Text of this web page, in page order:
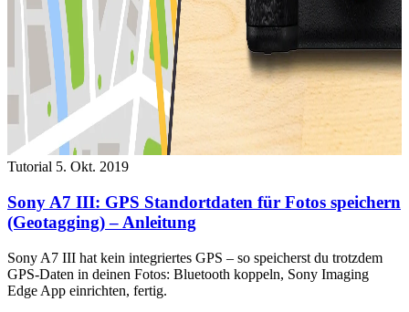
Tutorial 5. Okt. 2019
Sony A7 III: GPS Standortdaten für Fotos speichern
(Geotagging) – Anleitung
Sony A7 III hat kein integriertes GPS – so speicherst du trotzdem
GPS-Daten in deinen Fotos: Bluetooth koppeln, Sony Imaging
Edge App einrichten, fertig.